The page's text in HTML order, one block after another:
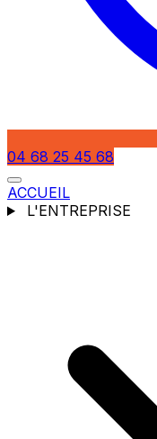
04 68 25 45 68
ACCUEIL
L'ENTREPRISE